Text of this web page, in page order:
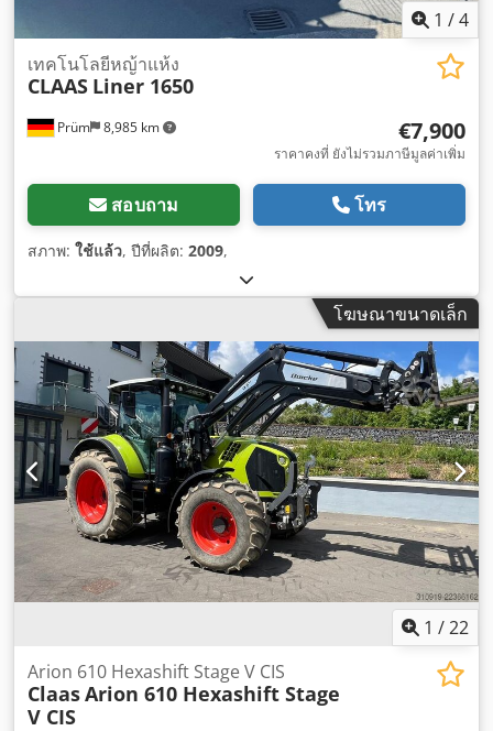
1 /4
Prüm 8,985 km
เทคโนโลยีหญ้าแห้ง
CLAAS Liner 1650
€7,900
ราคาคงที่ ยังไม่รวมภาษีมูลค่าเพิ่ม
สอบถาม โทร
สภาพ: ใช้แล้ว, ปีที่ผลิต: 2009,
โฆษณาขนาดเล็ก
1 /22
Arion 610 Hexashift Stage V CIS
ClaasArion 610 Hexashift Stage
V CIS